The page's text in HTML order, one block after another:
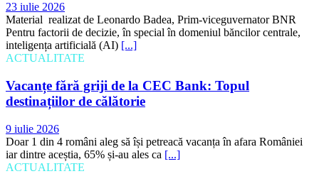
23 iulie 2026
Material realizat de Leonardo Badea, Prim-viceguvernator BNR
Pentru factorii de decizie, în special în domeniul băncilor centrale,
inteligența artificială (AI) [...]
ACTUALITATE
Vacanțe fără griji de la CEC Bank: Topul
destinațiilor de călătorie
9 iulie 2026
Doar 1 din 4 români aleg să își petreacă vacanța în afara României
iar dintre aceștia, 65% și-au ales ca [...]
ACTUALITATE